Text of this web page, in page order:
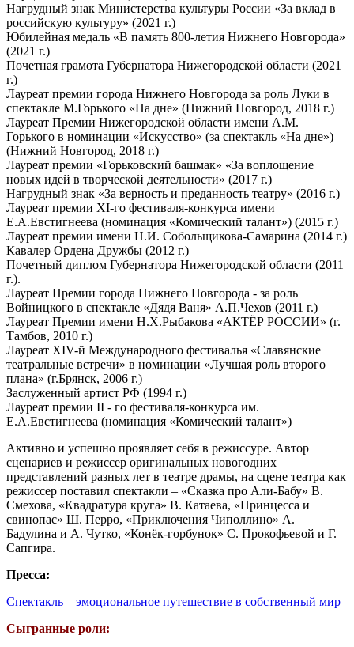
Нагрудный знак Министерства культуры России «За вклад в
российскую культуру» (2021 г.)
Юбилейная медаль «В память 800-летия Нижнего Новгорода»
(2021 г.)
Почетная грамота Губернатора Нижегородской области (2021
г.)
Лауреат премии города Нижнего Новгорода за роль Луки в
спектакле М.Горького «На дне» (Нижний Новгород, 2018 г.)
Лауреат Премии Нижегородской области имени А.М.
Горького в номинации «Искусство» (за спектакль «На дне»)
(Нижний Новгород, 2018 г.)
Лауреат премии «Горьковский башмак» «За воплощение
новых идей в творческой деятельности» (2017 г.)
Нагрудный знак «За верность и преданность театру» (2016 г.)
Лауреат премии XI-го фестиваля-конкурса имени
Е.А.Евстигнеева (номинация «Комический талант») (2015 г.)
Лауреат премии имени Н.И. Собольщикова-Самарина (2014 г.)
Кавалер Ордена Дружбы (2012 г.)
Почетный диплом Губернатора Нижегородской области (2011
г.).
Лауреат Премии города Нижнего Новгорода - за роль
Войницкого в спектакле «Дядя Ваня» А.П.Чехов (2011 г.)
Лауреат Премии имени Н.Х.Рыбакова «АКТЁР РОССИИ» (г.
Тамбов, 2010 г.)
Лауреат XIV-й Международного фестивалья «Славянские
театральные встречи» в номинации «Лучшая роль второго
плана» (г.Брянск, 2006 г.)
Заслуженный артист РФ (1994 г.)
Лауреат премии II - го фестиваля-конкурса им.
Е.А.Евстигнеева (номинация «Комический талант»)
Активно и успешно проявляет себя в режиссуре. Автор
сценариев и режиссер оригинальных новогодних
представлений разных лет в театре драмы, на сцене театра как
режиссер поставил спектакли – «Сказка про Али-Бабу» В.
Смехова, «Квадратура круга» В. Катаева, «Принцесса и
свинопас» Ш. Перро, «Приключения Чиполлино» А.
Бадулина и А. Чутко, «Конёк-горбунок» С. Прокофьевой и Г.
Сапгира.
Пресса:
Спектакль – эмоциональное путешествие в собственный мир
Сыгранные роли: